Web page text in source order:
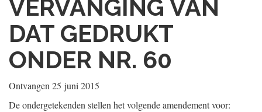
VERVANGING VAN
DAT GEDRUKT
ONDER NR. 60
Ontvangen 25 juni 2015
De ondergetekenden stellen het volgende amendement voor: